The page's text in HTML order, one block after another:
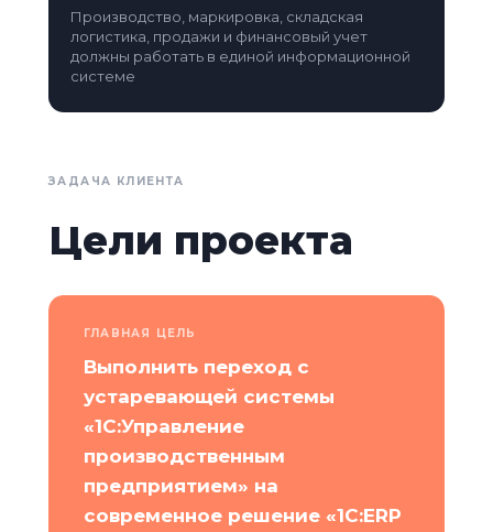
Производство, маркировка, складская
логистика, продажи и финансовый учет
должны работать в единой информационной
системе
ЗАДАЧА КЛИЕНТА
Цели проекта
ГЛАВНАЯ ЦЕЛЬ
Выполнить переход с
устаревающей системы
«1С:Управление
производственным
предприятием» на
современное решение «1С:ERP